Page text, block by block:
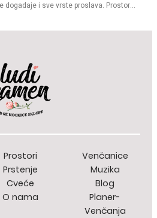
dogadaje i sve vrste proslava. Prostor
iz svih delova grada. Posetite nas i
dogadaj koji će se pamtiti.
Prostori
Venčanice
Prstenje
Muzika
Cveće
Blog
O nama
Planer-
Venčanja